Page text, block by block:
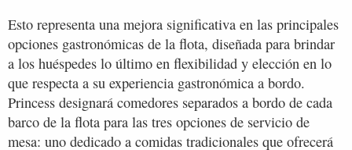
Esto representa una mejora significativa en las principales
opciones gastronómicas de la flota, diseñada para brindar
a los huéspedes lo último en flexibilidad y elección en lo
que respecta a su experiencia gastronómica a bordo.
Princess designará comedores separados a bordo de cada
barco de la flota para las tres opciones de servicio de
mesa: uno dedicado a comidas tradicionales que ofrecerá